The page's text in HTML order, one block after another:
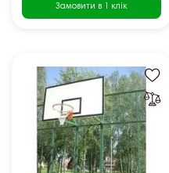
Замовити в 1 клік